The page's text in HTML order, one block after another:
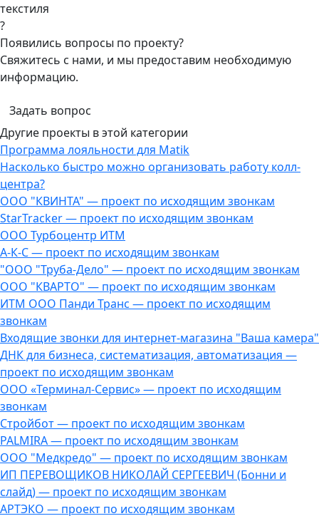
текстиля
?
Появились вопросы по проекту?
Свяжитесь с нами, и мы предоставим необходимую
информацию.
Задать вопрос
Другие проекты в этой категории
Программа лояльности для Matik
Насколько быстро можно организовать работу колл-
центра?
ООО "КВИНТА" — проект по исходящим звонкам
StarTracker — проект по исходящим звонкам
ООО Турбоцентр ИТМ
А-К-С — проект по исходящим звонкам
"ООО "Труба-Дело" — проект по исходящим звонкам
ООО "КВАРТО" — проект по исходящим звонкам
ИТМ ООО Панди Транс — проект по исходящим
звонкам
Входящие звонки для интернет-магазина "Ваша камера"
ДНК для бизнеса, систематизация, автоматизация —
проект по исходящим звонкам
ООО «Терминал-Сервис» — проект по исходящим
звонкам
Стройбот — проект по исходящим звонкам
PALMIRA — проект по исходящим звонкам
ООО "Медкредо" — проект по исходящим звонкам
ИП ПЕРЕВОЩИКОВ НИКОЛАЙ СЕРГЕЕВИЧ (Бонни и
слайд) — проект по исходящим звонкам
АРТЭКО — проект по исходящим звонкам